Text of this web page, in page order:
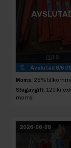
16
Avslutad 8/6
Moms: 25%
Slagavgift: 120 kr
moms
2026-06-08